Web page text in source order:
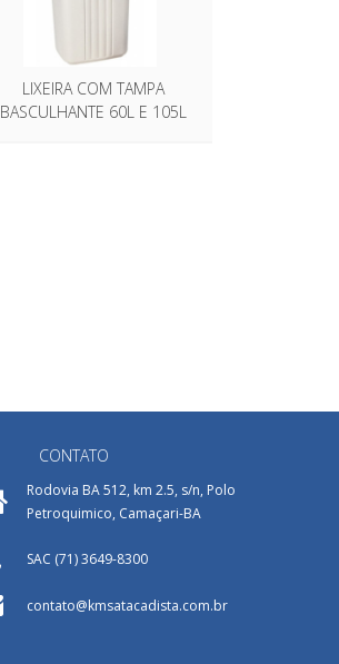
LIXEIRA COM TAMPA
BASCULHANTE 60L E 105L
CONTATO
Rodovia BA 512, km 2.5, s/n, Polo
Petroquimico, Camaçari-BA
SAC (71) 3649-8300
contato@kmsatacadista.com.br